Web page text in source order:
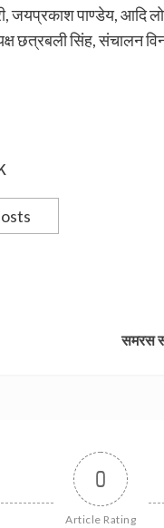
जयप्रकाश पाण्डेय, आदि
छत्रबली सिंह,
समरस
0
Article Rating